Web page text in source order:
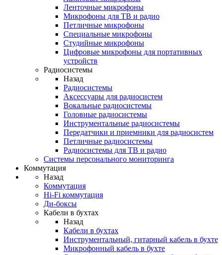
Ленточные микрофоны
Микрофоны для ТВ и радио
Петличные микрофоны
Специальные микрофоны
Студийные микрофоны
Цифровые микрофоны для портативных
устройств
Радиосистемы
Назад
Радиосистемы
Аксессуары для радиосистем
Вокальные радиосистемы
Головные радиосистемы
Инструментальные радиосистемы
Передатчики и приемники для радиосистем
Петличные радиосистемы
Радиосистемы для ТВ и радио
Системы персонального мониторинга
Коммутация
Назад
Коммутация
Hi-Fi коммутация
Ди-боксы
Кабели в бухтах
Назад
Кабели в бухтах
Инструментальный, гитарный кабель в бухте
Микрофонный кабель в бухте